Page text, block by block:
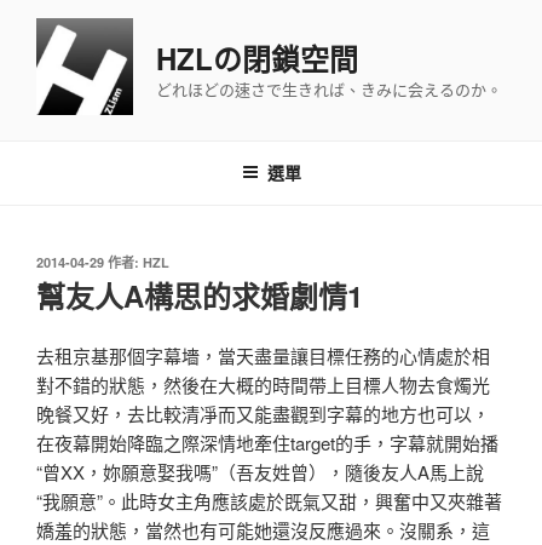
HZLの閉鎖空間
どれほどの速さで生きれば、きみに会えるのか。
選單
發
佈
於
2014-04-29 作者: HZL
幫友人A構思的求婚劇情1
去租京基那個字幕墻，當天盡量讓目標任務的心情處於相
對不錯的狀態，然後在大概的時間帶上目標人物去食燭光
晚餐又好，去比較清凈而又能盡觀到字幕的地方也可以，
在夜幕開始降臨之際深情地牽住target的手，字幕就開始播
“曾XX，妳願意娶我嗎”（吾友姓曾），隨後友人A馬上說
“我願意”。此時女主角應該處於既氣又甜，興奮中又夾雜著
嬌羞的狀態，當然也有可能她還沒反應過來。沒關系，這